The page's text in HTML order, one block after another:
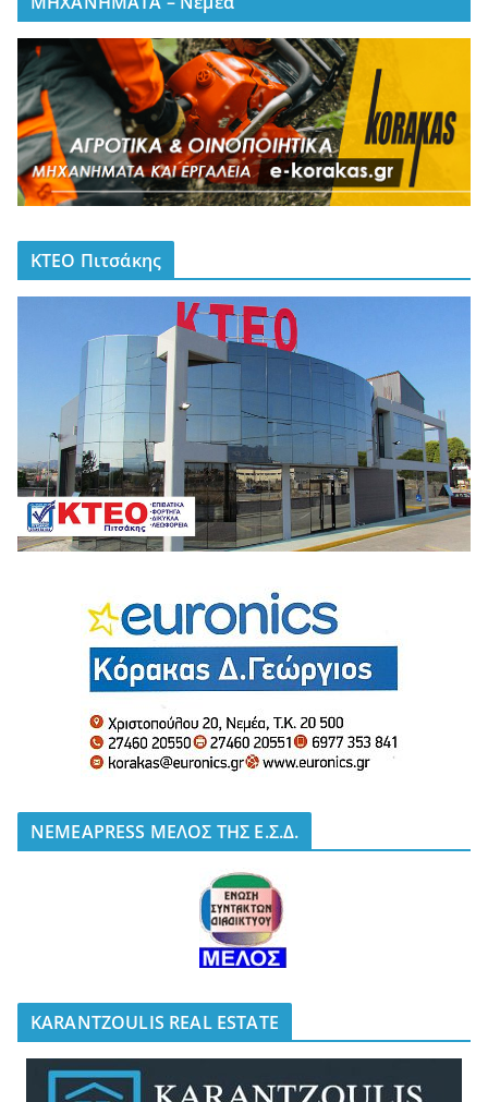
ΚΤΕΟ Πιτσάκης
NEMEAPRESS ΜΕΛΟΣ ΤΗΣ Ε.Σ.Δ.
KARANTZOULIS REAL ESTATE